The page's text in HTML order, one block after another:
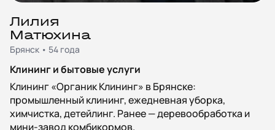
Лилия
Матюхина
Брянск • 54 года
Клининг и бытовые услуги
Клининг «Органик Клининг» в Брянске:
промышленный клининг, ежедневная уборка,
химчистка, детейлинг. Ранее — деревообработка и
мини-завод комбикормов.